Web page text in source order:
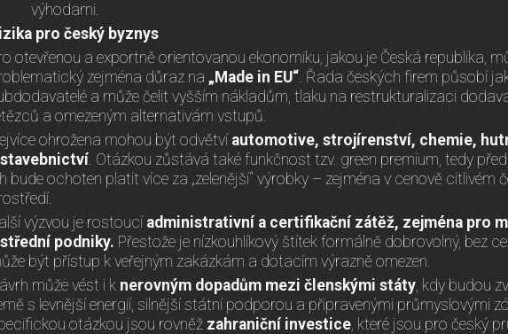
výhodami.
pro český byznys
otevřenou a exportně orientovanou ekonomiku, jakou je Česká republika,
zejména důraz na „Made in EU“. Řada českých firem působí
a může čelit vyšším nákladům, tlaku na restrukturalizaci
a omezeným alternativám vstupů.
ohrožena mohou být odvětví automotive, strojírenství, chemie,
stavebnictví. Otázkou zůstává také funkčnost tzv. green premium, tedy
bude ochoten platit více za „zelenější“ výrobky – zejména v cenově citlivém
výzvou je rostoucí administrativní a certifikační zátěž, zejména pro
podniky. Přestože je nízkouhlíkový štítek formálně dobrovolný, bez
být přístup k veřejným zakázkám a dotacím výrazně omezen.
může vést i k nerovným dopadům mezi členskými státy, kdy budou
s levnější energií, silnější státní podporou a připravenými průmyslovými
otázkou jsou rovněž zahraniční investice, které jsou pro český